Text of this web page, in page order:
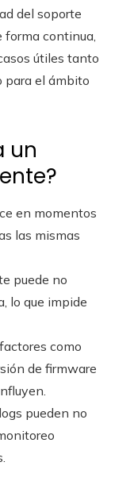
del soporte
forma continua,
útiles tanto
para el ámbito
un
en momentos
las mismas
puede no
lo que impide
factores como
de firmware
pueden no